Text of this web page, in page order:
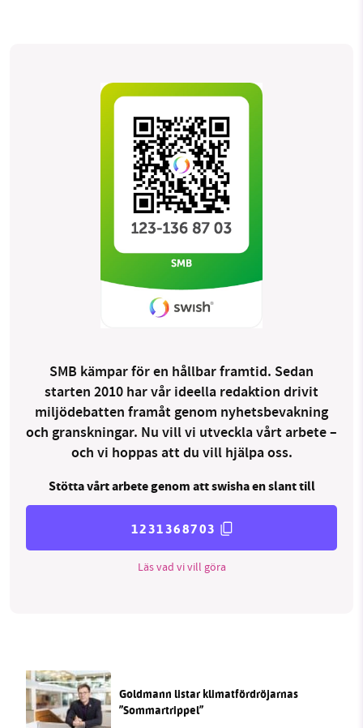
SMB kämpar för en hållbar framtid. Sedan
starten 2010 har vår ideella redaktion drivit
miljödebatten framåt genom nyhetsbevakning
och granskningar. Nu vill vi utveckla vårt arbete –
och vi hoppas att du vill hjälpa oss.
Stötta vårt arbete genom att swisha en slant till
1231368703
Läs vad vi vill göra
Goldmann listar klimatfördröjarnas
”Sommartrippel”